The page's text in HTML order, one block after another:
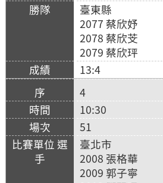
臺東縣
2077 蔡欣妤
2078 蔡欣芠
2079 蔡欣玶
13:4
4
10:30
51
臺北市
2008 張格華
2009 郭子寧